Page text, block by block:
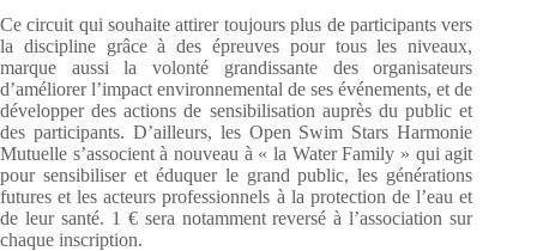
Ce circuit qui souhaite attirer toujours plus de participants vers
la discipline grâce à des épreuves pour tous les niveaux,
marque aussi la volonté grandissante des organisateurs
d’améliorer l’impact environnemental de ses événements, et de
développer des actions de sensibilisation auprès du public et
des participants. D’ailleurs, les Open Swim Stars Harmonie
Mutuelle s’associent à nouveau à « la Water Family » qui agit
pour sensibiliser et éduquer le grand public, les générations
futures et les acteurs professionnels à la protection de l’eau et
de leur santé. 1 € sera notamment reversé à l’association sur
chaque inscription.